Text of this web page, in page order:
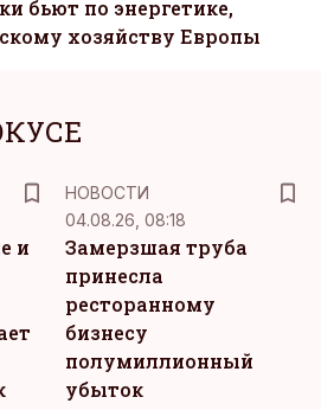
бьют по энергетике,
хозяйству Европы
и
НОВОСТИ
04.08.26, 08:18
Замерзшая труба
принесла
ресторанному
бизнесу
полумиллионный
убыток